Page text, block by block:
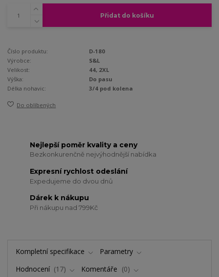
Přidat do košíku
Číslo produktu:
D-180
Výrobce:
S&L
Velikost:
44, 2XL
Výška:
Do pasu
Délka nohavic:
3/4 pod kolena
Do oblíbených
Nejlepší poměr kvality a ceny
Bezkonkurenčně nejvýhodnější nabídka
Expresní rychlost odeslání
Expedujeme do dvou dnů
Dárek k nákupu
Při nákupu nad 799Kč
Kompletní specifikace
Parametry
Hodnocení
17 Komentáře
0